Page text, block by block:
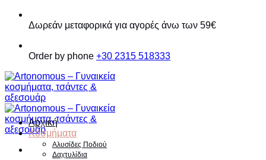
Παράβλεψη
Δωρεάν μεταφορικά για αγορές άνω των 59€
Order by phone +30 2315 518333
Αρχική
Κοσμήματα
Αλυσίδες Ποδιού
Δαχτυλίδια